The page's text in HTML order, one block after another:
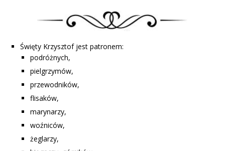
Święty Krzysztof jest patronem:
podróżnych,
pielgrzymów,
przewodników,
flisaków,
marynarzy,
woźniców,
żeglarzy,